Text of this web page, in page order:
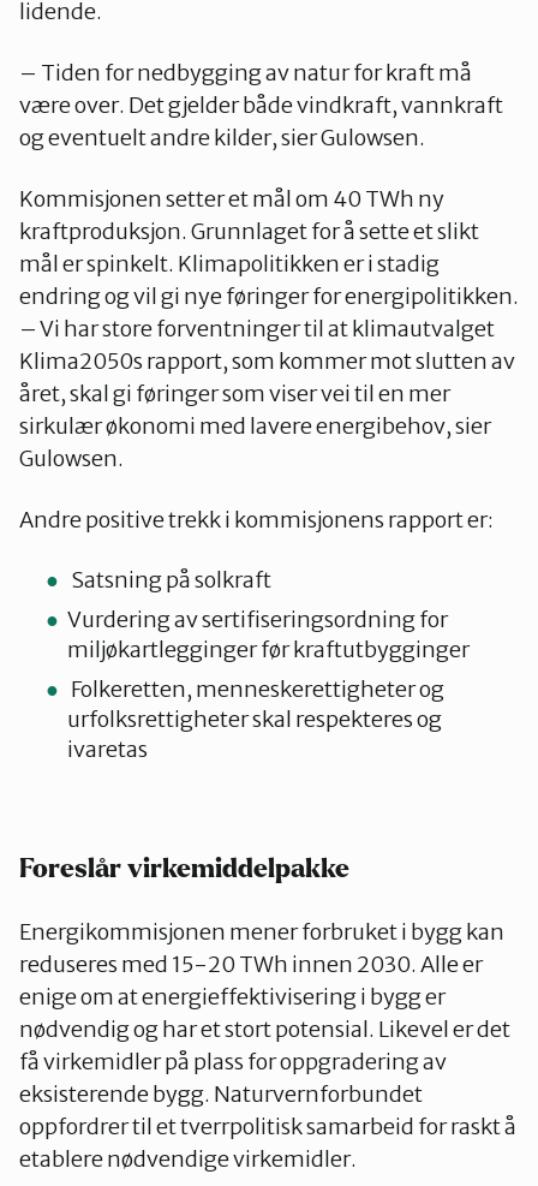
lidende.
– Tiden for nedbygging av natur for kraft må
være over. Det gjelder både vindkraft, vannkraft
og eventuelt andre kilder, sier Gulowsen.
Kommisjonen setter et mål om 40 TWh ny
kraftproduksjon. Grunnlaget for å sette et slikt
mål er spinkelt. Klimapolitikken er i stadig
endring og vil gi nye føringer for energipolitikken.
– Vi har store forventninger til at klimautvalget
Klima2050s rapport, som kommer mot slutten av
året, skal gi føringer som viser vei til en mer
sirkulær økonomi med lavere energibehov, sier
Gulowsen.
Andre positive trekk i kommisjonens rapport er:
Satsning på solkraft
Vurdering av sertifiseringsordning for
miljøkartlegginger før kraftutbygginger
Folkeretten, menneskerettigheter og
urfolksrettigheter skal respekteres og
ivaretas
Foreslår virkemiddelpakke
Energikommisjonen mener forbruket i bygg kan
reduseres med 15-20 TWh innen 2030. Alle er
enige om at energieffektivisering i bygg er
nødvendig og har et stort potensial. Likevel er det
få virkemidler på plass for oppgradering av
eksisterende bygg. Naturvernforbundet
oppfordrer til et tverrpolitisk samarbeid for raskt å
etablere nødvendige virkemidler.